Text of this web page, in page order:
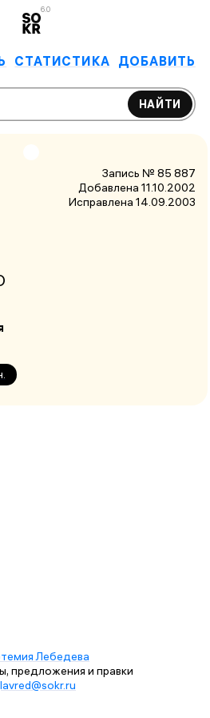
6.0
СТАТИСТИКА ДОБАВИТЬ
НАЙТИ
Запись № 85 887
Добавлена 11.10.2002
Исправлена 14.09.2003
Лебедева
предложения и правки